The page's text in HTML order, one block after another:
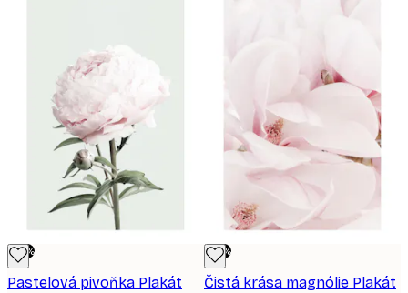
-70%
Pastelová pivoňka Plakát
-70%
Čistá krása magnólie Plakát